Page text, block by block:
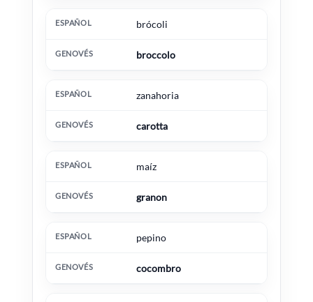
brócoli
broccolo
zanahoria
carotta
maíz
granon
pepino
cocombro